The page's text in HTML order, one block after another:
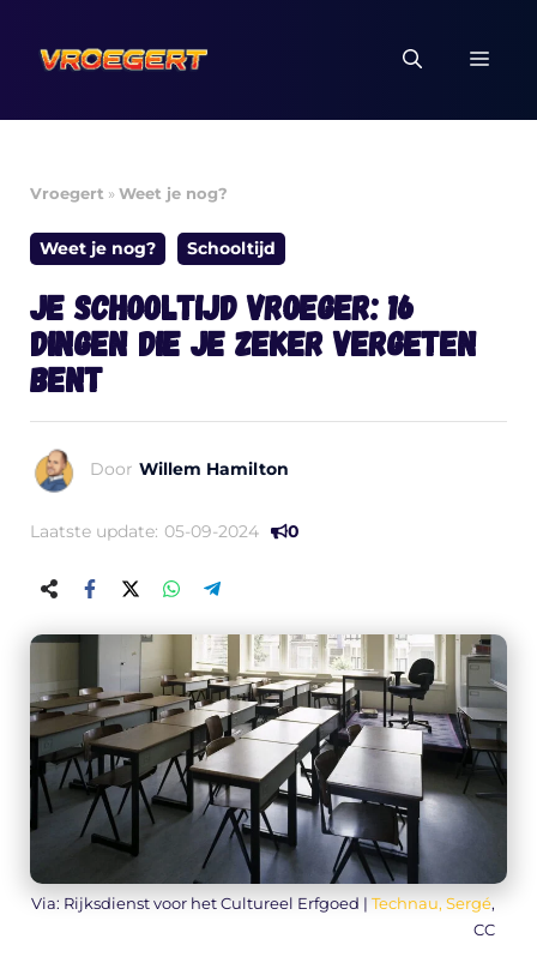
naar
inhoud
Vroegert »Weet je nog?
Weet je nog? Schooltijd
Je schooltijd vroeger: 16
dingen die je zeker vergeten
bent
Door Willem Hamilton
Laatste update: 05-09-2024 0
Via: Rijksdienst voor het Cultureel Erfgoed | Technau, Sergé,
CC